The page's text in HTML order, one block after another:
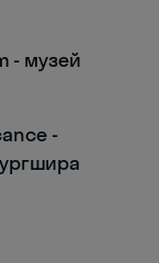
- музей
-